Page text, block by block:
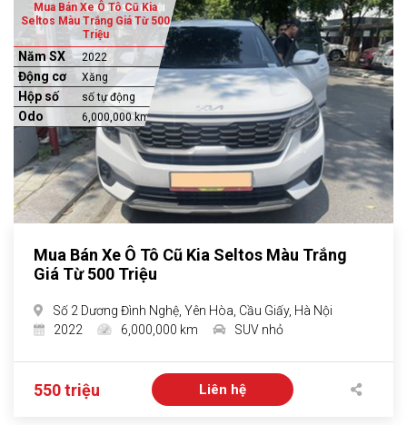
Mua Bán Xe Ô Tô Cũ Kia
Seltos Màu Trắng Giá Từ 500
Triệu
Năm SX 2022
Động cơ Xăng
Hộp số số tự động
Odo 6,000,000 km
Mua Bán Xe Ô Tô Cũ Kia Seltos Màu Trắng
Giá Từ 500 Triệu
Số 2 Dương Đình Nghệ, Yên Hòa, Cầu Giấy, Hà Nội
2022
6,000,000 km SUV nhỏ
550 triệu Liên hệ